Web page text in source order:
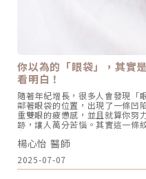
想要變更好，以自己為出發點，
詢服務，是從傾聽開始，包括術
任。 圖/芯漾皮膚科提供在聊天
友，芯漾甚至成為很多媽媽們
帶小孩，就把每個月來這裡做治
的療癒時光。當然，診所內隱
自家一般開放式的客廳和中島，
的空間、低調雅緻的活淨，讓他
外表和內心一起變美麗。圖/芯漾
先引進新科技身為醫美市場的第
出新，很多設備大概兩到三年就
說我很瘋！」採購新設備幾乎可
裡很多機器的價格，都可以在彰
讓家人來做；尤其注重安全性、
連志玲姊姊都搶先嘗試的
效性，注重運動的她也在使用過
你以為的「眼袋」，其實
看明白！
隨著年紀增長，很多人會發現「
鄰著眼袋的位置，出現了一條凹
重雙眼的疲憊感，並且就算你努
跡，讓人萬分苦惱。其實這一條
它的位置緊鄰眼袋，造成有不少
接把它當作眼袋來處理，往往很
眼袋與淚溝的差異？又該怎麼做
溝凹陷的成因，並介紹五大治療
現明亮雙眼。如何分辨「眼袋」
楊心怡 醫師
2025-07-07